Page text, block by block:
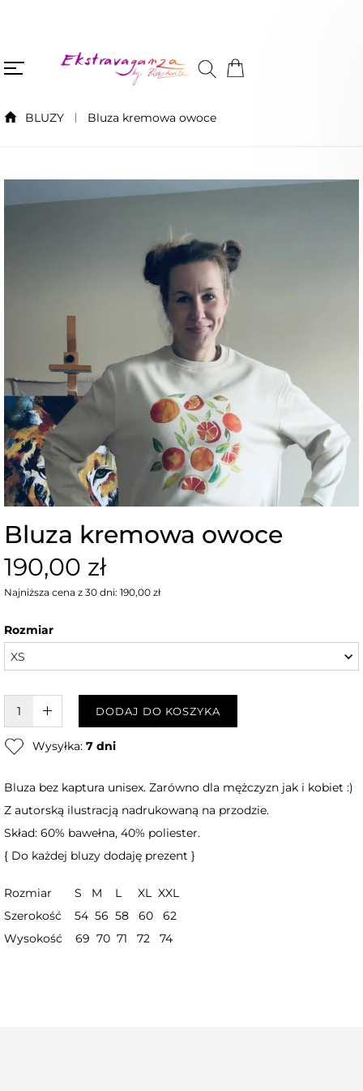
BLUZY Bluza kremowa owoce
Bluza kremowa owoce
190,00 zł
Najniższa cena z 30 dni: 190,00 zł
Rozmiar
XS
W KOSZYKU :)DODAJ DO KOSZYKA
Wysyłka: 7 dni
Bluza bez kaptura unisex. Zarówno dla mężczyzn jak i kobiet :)
Z autorską ilustracją nadrukowaną na przodzie.
Skład: 60% bawełna, 40% poliester.
{ Do każdej bluzy dodaję prezent }
Rozmiar S M L XL XXL
Szerokość 54 56 58 60 62
Wysokość 69 70 71 72 74